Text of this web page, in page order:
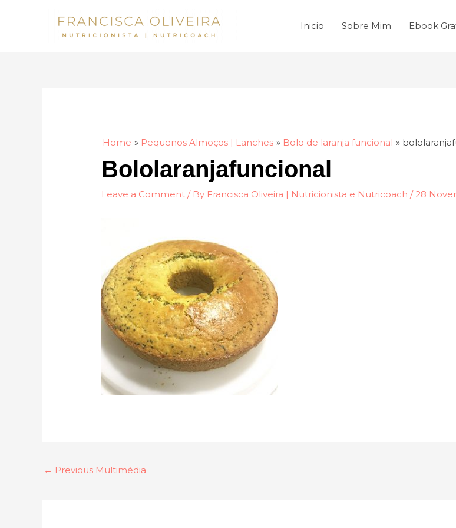
Inicio Sobre Mim Ebook
Home Pequenos Almoços | Lanches Bolo de laranja funcional
Bololaranjafuncional
Leave a Comment / By Francisca Oliveira | Nutricionista e Nutricoach/28
← Previous Multimédia